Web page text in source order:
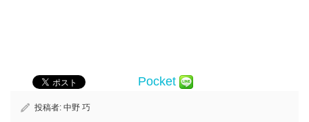
Pocket
投稿者: 中野 巧